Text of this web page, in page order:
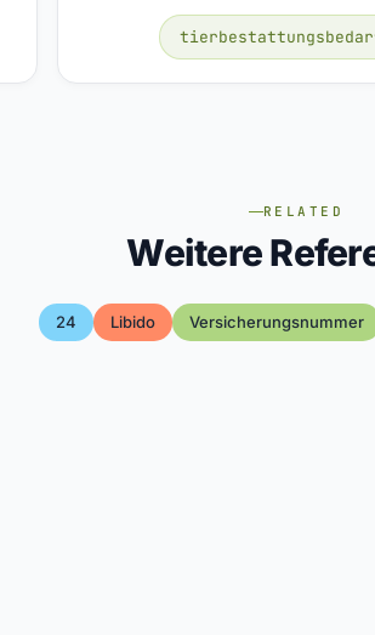
RELATED
Weitere
24 Libido Versicherungsnummer